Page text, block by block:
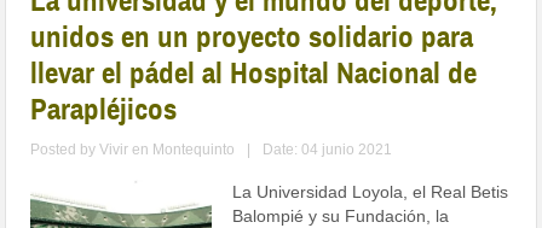
unidos en un proyecto solidario para
llevar el pádel al Hospital Nacional de
Parapléjicos
Posted byVivir en Montequinto Date: 04 junio 2021
La Universidad Loyola, el Real Betis
Balompié y su Fundación, la